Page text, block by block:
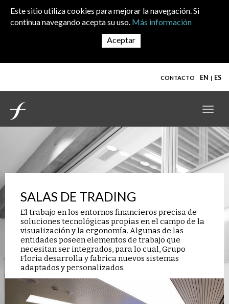
Este sitio utiliza cookies para mejorar la navegación. Si
continua navegando acepta su uso. Más información
EN ES
CONTACTO
SALAS DE TRADING
El trabajo en los entornos financieros precisa de
soluciones tecnológicas propias en el campo de la
visualización y la ergonomía. Algunas de las
entidades poseen elementos de trabajo que
necesitan ser integrados, para lo cual, Grupo
Floria desarrolla y fabrica nuevos sistemas
adaptados y personalizados.